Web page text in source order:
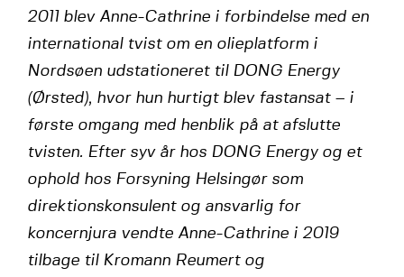
2011 blev Anne-Cathrine i forbindelse med en
international tvist om en olieplatform i
Nordsøen udstationeret til DONG Energy
(Ørsted), hvor hun hurtigt blev fastansat – i
første omgang med henblik på at afslutte
tvisten. Efter syv år hos DONG Energy og et
ophold hos Forsyning Helsingør som
direktionskonsulent og ansvarlig for
koncernjura vendte Anne-Cathrine i 2019
tilbage til Kromann Reumert og